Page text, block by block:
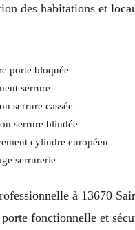
des habitations et
porte bloquée
serrure
serrure cassée
serrure blindée
cylindre européen
serrurerie
à 13670
fonctionnelle et